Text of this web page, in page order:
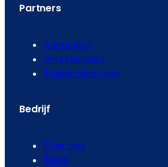
Partners
Advocaten
Verzekeraars
Tussenpersonen
Bedrijf
Over ons
Team